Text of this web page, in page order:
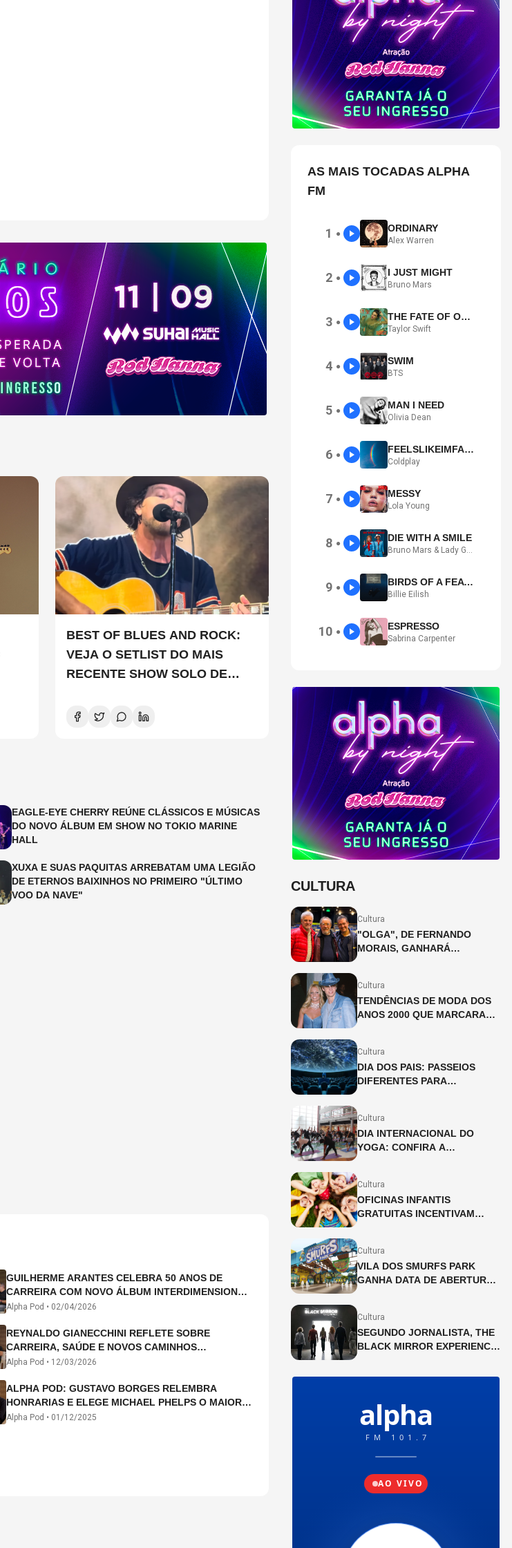
BEST OF BLUES AND ROCK:
VEJA O SETLIST DO MAIS
RECENTE SHOW SOLO DE
EAGLE-EYE CHERRY REÚNE CLÁSSICOS E MÚSICAS
DO NOVO ÁLBUM EM SHOW NO TOKIO MARINE
HALL
XUXA E SUAS PAQUITAS ARREBATAM UMA LEGIÃO
DE ETERNOS BAIXINHOS NO PRIMEIRO "ÚLTIMO
VOO DA NAVE"
GUILHERME ARANTES CELEBRA 50 ANOS DE
CARREIRA COM NOVO ÁLBUM INTERDIMENSIONAL
E TURNÊ “50 ANOS-LUZ”
Alpha Pod • 02/04/2026
REYNALDO GIANECCHINI REFLETE SOBRE
CARREIRA, SAÚDE E NOVOS CAMINHOS
ARTÍSTICOS NO ALPHA POD
Alpha Pod • 12/03/2026
ALPHA POD: GUSTAVO BORGES RELEMBRA
HONRARIAS E ELEGE MICHAEL PHELPS O MAIOR
ATLETA DA HISTÓRIA
Alpha Pod • 01/12/2025
AS MAIS TOCADAS ALPHA
FM
1 ● ORDINARY
Alex Warren
2 ● I JUST MIGHT
Bruno Mars
3 ● THE FATE OF OPHELIA
Taylor Swift
4 ● SWIM
BTS
5 ● MAN I NEED
Olivia Dean
6 ● FEELSLIKEIMFALLINGINLOVE
Coldplay
7 ● MESSY
Lola Young
8 ● DIE WITH A SMILE
Bruno Mars & Lady Gaga
9 ● BIRDS OF A FEATHER
Billie Eilish
10 ● ESPRESSO
Sabrina Carpenter
CULTURA
Cultura
"OLGA", DE FERNANDO
MORAIS, GANHARÁ
Cultura
TENDÊNCIAS DE MODA DOS
ANOS 2000 QUE MARCARAM
Cultura
DIA DOS PAIS: PASSEIOS
DIFERENTES PARA
Cultura
DIA INTERNACIONAL DO
YOGA: CONFIRA A
PAULO
Cultura
OFICINAS INFANTIS
GRATUITAS INCENTIVAM
Cultura
VILA DOS SMURFS PARK
GANHA DATA DE ABERTURA
Cultura
SEGUNDO JORNALISTA, THE
BLACK MIRROR EXPERIENCE